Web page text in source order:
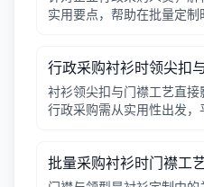
实用要点，帮助在批量定制
行政采购衬衫时领尖扣
衬衫领尖扣与门襟工艺直接
行政采购需从实用性出发，
批量采购衬衫时门襟工